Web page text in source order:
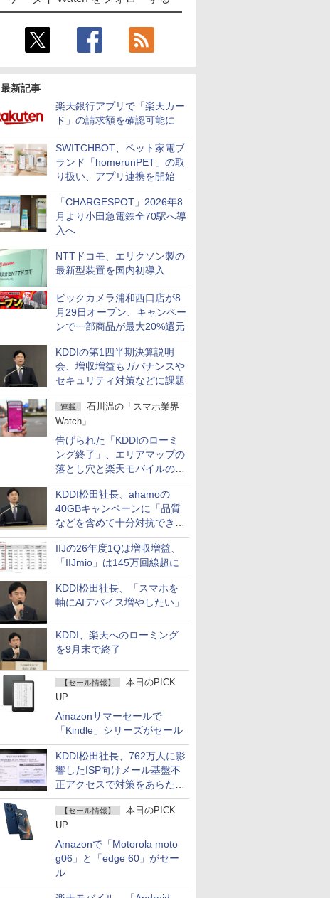
最新記事
楽天銀行アプリで「楽天カー
ド」の請求額を確認可能に
SWITCHBOT、ペット家電ブ
ランド「homerunPET」の取
り扱い、アプリ連携を開始
「CHARGESPOT」2026年8
月より小田急電鉄全70駅へ導
入へ
NTTドコモ、エリクソン製の
最新型装置を国内初導入
ビックカメラ浦和西口店が8
月29日オープン、キャンペー
ンで一部商品が最大20%還元
KDDIの第1四半期決算説明
会、増収増益もガバナンスや
セキュリティ対策などに課題
連載
石川温の「スマホ業界
Watch」
告げられた「KDDIのローミ
ング終了」、エリアマップの
落とし穴と楽天モバイルの課
題
KDDI松田社長、ahamoの
40GBキャンペーンに「品質
などを含めて十分対抗でき
る」
IIJの26年度1Qは増収増益、
「IIJmio」は145万回線超に
KDDI松田社長、「スマホを
軸にAIデバイス増やしたい」
KDDI、楽天へのローミング
を9月末で終了
【セール情報】
本日のPICK
UP
Amazonサマーセールで
「Kindle」シリーズがセール
KDDI松田社長、762万人に影
響したISP向けメール基盤不
正アクセスで対策をあらため
て説明
【セール情報】
本日のPICK
UP
Amazonで「Motorola moto
g06」と「edge 60」がセー
ル